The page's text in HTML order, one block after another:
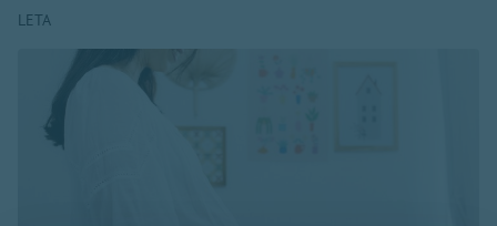
LETA